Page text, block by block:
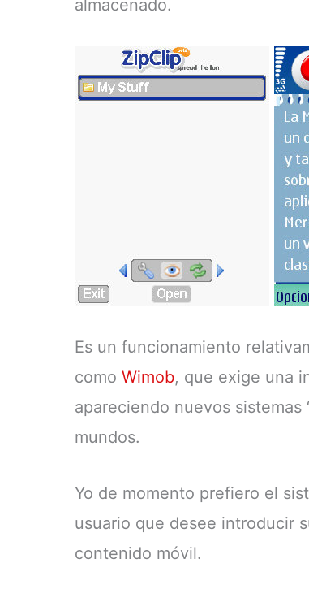
almacenado.
Es un funcionamiento
como Wimob, que exige una
apareciendo nuevos sistemas
mundos.
Yo de momento prefiero el
usuario que desee introducir
contenido móvil.